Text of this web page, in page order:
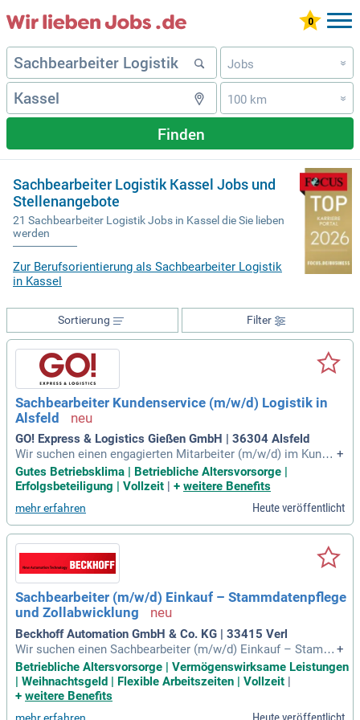
Jobs »
100 km »
Finden
Sachbearbeiter Logistik Kassel Jobs und
Stellenangebote
21 Sachbearbeiter Logistik Jobs in Kassel die Sie lieben
werden
Zur Berufsorientierung als Sachbearbeiter Logistik
in Kassel
Filter
Sortierung
Sachbearbeiter Kundenservice (m/w/d) Logistik in
Alsfeld
GO! Express & Logistics Gießen GmbH | 36304 Alsfeld
Wir suchen einen engagierten Mitarbeiter (m/w/d) im Kunde
nservice. Werde Teil unseres dynamischen Teams in der Ex
press- und Logistikbranche. Bei uns profitierst Du von eine
rriere zu starten. Selbstständiges Arbeiten in einem motivier
ten Team bietet Dir optimale Entwicklungsmöglichkeiten, ei
nschließlich Weiterbildung. Freue Dich auf ein wertschätzen
des, familiäres Miteinander mit flachen Hierarchien und ein
er Duz-Kultur. Zudem erwarten Dich attraktive Vorteile wie b
etriebliche Altersvorsorge, Firmenevents und 30 Tage Urlau
b – bewirb Dich jetzt und starte Deine Reise bei uns!
+
Gutes Betriebsklima | Betriebliche Altersvorsorge |
Erfolgsbeteiligung | Vollzeit
+ weitere Benefits
mehr erfahren Heute veröffentlicht
Sachbearbeiter (m/w/d) Einkauf – Stammdatenpflege
und Zollabwicklung
Beckhoff Automation GmbH & Co. KG | 33415 Verl
Wir suchen einen Sachbearbeiter (m/w/d) Einkauf – Stamm
daten & Zollabwicklung zur Verstärkung unseres Zentraleink
aufs. In dieser Schlüsselposition optimieren Sie unsere inte
rnationale Lieferkette und steuern die Materialversorgung fü
+
Betriebliche Altersvorsorge | Vermögenswirksame Leistungen
| Weihnachtsgeld | Flexible Arbeitszeiten | Vollzeit |
+ weitere Benefits
mehr erfahren